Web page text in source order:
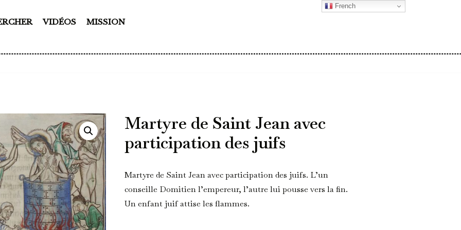
VIDÉOS MISSION
Martyre de Saint Jean avec
participation des juifs
Martyre de Saint Jean avec participation des juifs. L’un
conseille Domitien l’empereur, l’autre lui pousse vers la fin.
Un enfant juif attise les flammes.
French